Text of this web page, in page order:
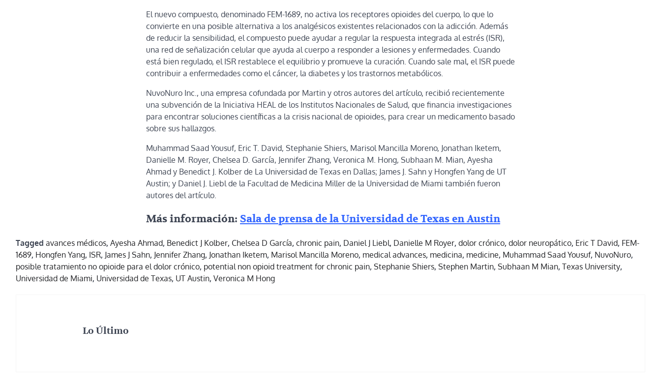
El nuevo compuesto, denominado FEM-1689, no activa los receptores opioides del cuerpo, lo que lo
convierte en una posible alternativa a los analgésicos existentes relacionados con la adicción. Además
de reducir la sensibilidad, el compuesto puede ayudar a regular la respuesta integrada al estrés (ISR),
una red de señalización celular que ayuda al cuerpo a responder a lesiones y enfermedades. Cuando
está bien regulado, el ISR restablece el equilibrio y promueve la curación. Cuando sale mal, el ISR puede
contribuir a enfermedades como el cáncer, la diabetes y los trastornos metabólicos.
NuvoNuro Inc., una empresa cofundada por Martin y otros autores del artículo, recibió recientemente
una subvención de la Iniciativa HEAL de los Institutos Nacionales de Salud, que financia investigaciones
para encontrar soluciones científicas a la crisis nacional de opioides, para crear un medicamento basado
sobre sus hallazgos.
Muhammad Saad Yousuf, Eric T. David, Stephanie Shiers, Marisol Mancilla Moreno, Jonathan Iketem,
Danielle M. Royer, Chelsea D. García, Jennifer Zhang, Veronica M. Hong, Subhaan M. Mian, Ayesha
Ahmad y Benedict J. Kolber de La Universidad de Texas en Dallas; James J. Sahn y Hongfen Yang de UT
Austin; y Daniel J. Liebl de la Facultad de Medicina Miller de la Universidad de Miami también fueron
autores del artículo.
Más información: Sala de prensa de la Universidad de Texas en Austin
Tagged avances médicos, Ayesha Ahmad, Benedict J Kolber, Chelsea D García, chronic pain, Daniel J Liebl, Danielle M Royer, dolor crónico, dolor neuropático, Eric T David, FEM-
1689, Hongfen Yang, ISR, James J Sahn, Jennifer Zhang, Jonathan Iketem, Marisol Mancilla Moreno, medical advances, medicina, medicine, Muhammad Saad Yousuf, NuvoNuro,
posible tratamiento no opioide para el dolor crónico, potential non opioid treatment for chronic pain, Stephanie Shiers, Stephen Martin, Subhaan M Mian, Texas University,
Universidad de Miami, Universidad de Texas, UT Austin, Veronica M Hong
Lo Último